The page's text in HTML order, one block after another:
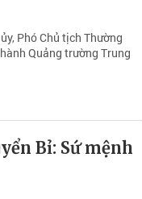
Phó Chủ tịch Thường
Quảng trường Trung
Bỉ: Sứ mệnh